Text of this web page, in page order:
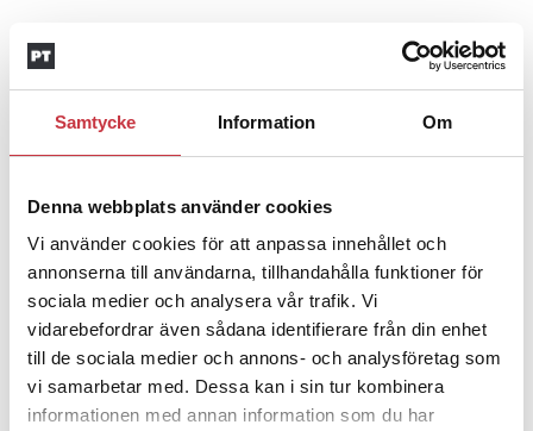
Samtycke Information Om
Denna webbplats använder cookies
Vi använder cookies för att anpassa innehållet och
annonserna till användarna, tillhandahålla funktioner för
sociala medier och analysera vår trafik. Vi
vidarebefordrar även sådana identifierare från din enhet
till de sociala medier och annons- och analysföretag som
vi samarbetar med. Dessa kan i sin tur kombinera
informationen med annan information som du har
Insändare:Miljoner i sjön –
polisaspiranter underkänns på
godtyckliga grunder
1 juni 2026
Jens Mårtensson:Snart 20 år i tjänst – nu
ska han lära sig grunderna
4 juni 2026
Polisregionen erkänner fel: ”Kommer att
rättas till”